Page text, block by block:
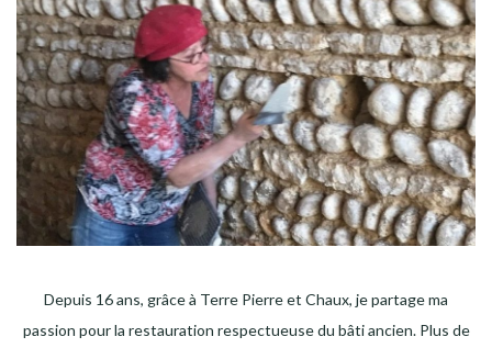
Depuis 16 ans, grâce à Terre Pierre et Chaux, je partage ma
passion pour la restauration respectueuse du bâti ancien. Plus de